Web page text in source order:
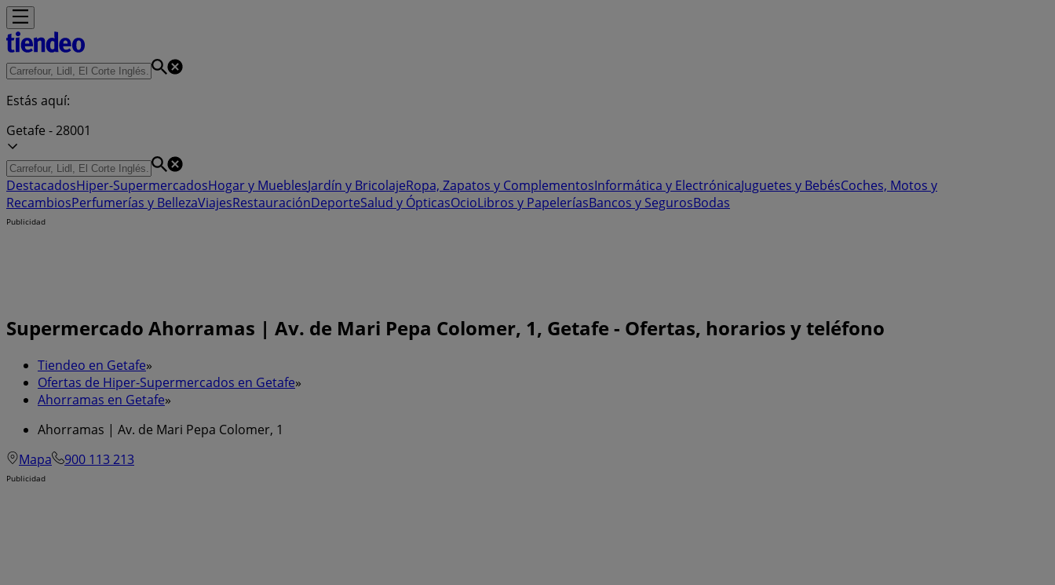
Estás aquí:
Getafe - 28001
DestacadosHiper-SupermercadosHogar y MueblesJardín y BricolajeRopa, Zapatos y ComplementosInformática y ElectrónicaJuguetes y BebésCoches, Motos y
RecambiosPerfumerías y BellezaViajesRestauraciónDeporteSalud y ÓpticasOcioLibros y PapeleríasBancos y SegurosBodas
Publicidad
Supermercado Ahorramas | Av. de Mari Pepa Colomer, 1, Getafe - Ofertas, horarios y teléfono
Tiendeo en Getafe»
Ofertas de Hiper-Supermercados en Getafe»
Ahorramas en Getafe»
Ahorramas | Av. de Mari Pepa Colomer, 1
Mapa
900 113 213
Publicidad